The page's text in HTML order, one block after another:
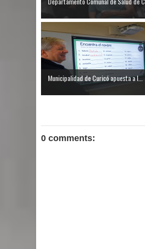
Municipalidad de Curicó apuesta a l...
0 comments: